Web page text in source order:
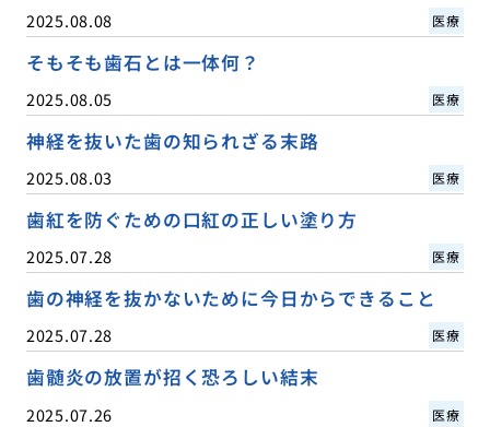
2025.08.08 医療
そもそも歯石とは一体何？
2025.08.05 医療
神経を抜いた歯の知られざる末路
2025.08.03 医療
歯紅を防ぐための口紅の正しい塗り方
2025.07.28 医療
歯の神経を抜かないために今日からできること
2025.07.28 医療
歯髄炎の放置が招く恐ろしい結末
2025.07.26 医療